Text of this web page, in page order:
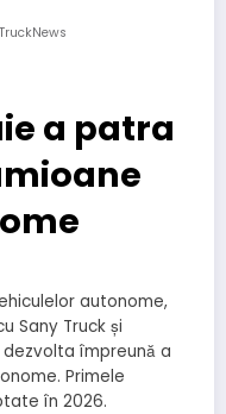
TruckNews
a patra
autonome,
Sany Truck și
împreună a
Primele
în 2026.